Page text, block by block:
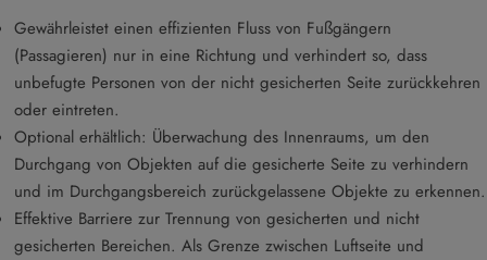
Gewährleistet einen effizienten Fluss von Fußgängern
(Passagieren) nur in eine Richtung und verhindert so, dass
unbefugte Personen von der nicht gesicherten Seite zurückkehren
oder eintreten.
Optional erhältlich: Überwachung des Innenraums, um den
Durchgang von Objekten auf die gesicherte Seite zu verhindern
und im Durchgangsbereich zurückgelassene Objekte zu erkennen.
Effektive Barriere zur Trennung von gesicherten und nicht
gesicherten Bereichen. Als Grenze zwischen Luftseite und